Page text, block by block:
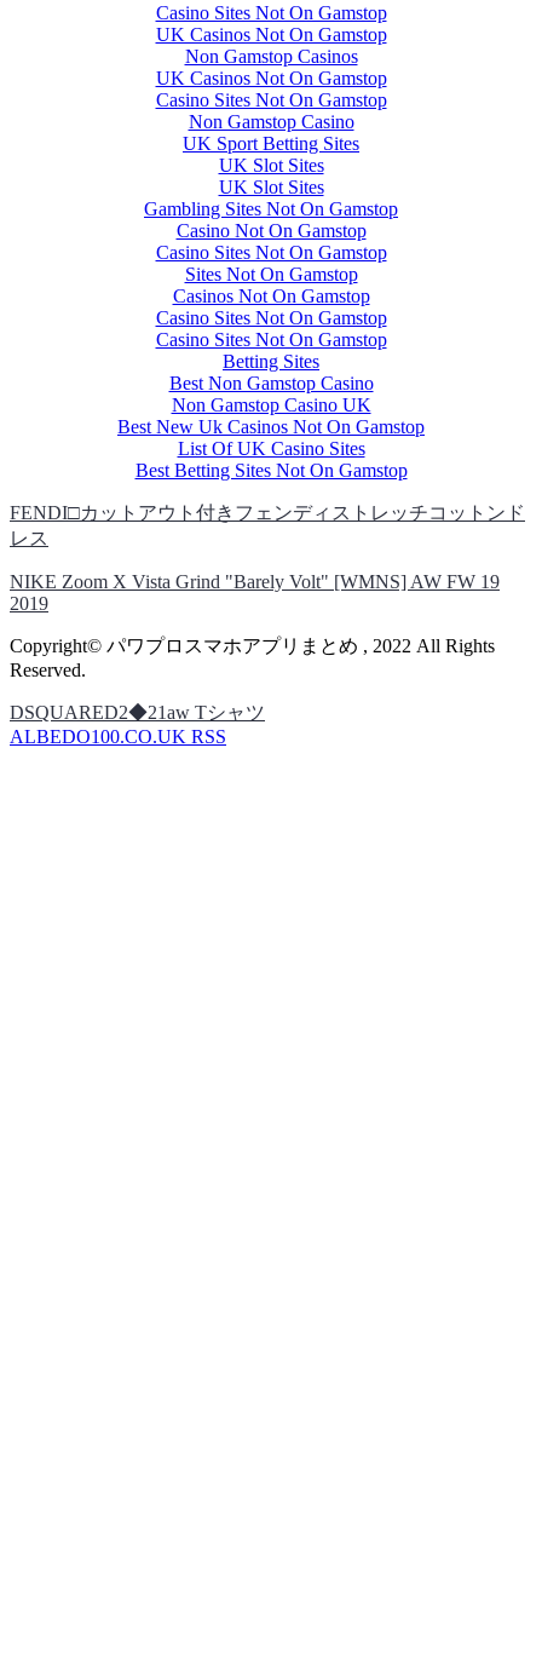
Casino Sites Not On Gamstop
UK Casinos Not On Gamstop
Non Gamstop Casinos
UK Casinos Not On Gamstop
Casino Sites Not On Gamstop
Non Gamstop Casino
UK Sport Betting Sites
UK Slot Sites
UK Slot Sites
Gambling Sites Not On Gamstop
Casino Not On Gamstop
Casino Sites Not On Gamstop
Sites Not On Gamstop
Casinos Not On Gamstop
Casino Sites Not On Gamstop
Casino Sites Not On Gamstop
Betting Sites
Best Non Gamstop Casino
Non Gamstop Casino UK
Best New Uk Casinos Not On Gamstop
List Of UK Casino Sites
Best Betting Sites Not On Gamstop
FENDI□カットアウト付きフェンディストレッチコットンド
レス
NIKE Zoom X Vista Grind "Barely Volt" [WMNS] AW FW 19
2019
Copyright© パワプロスマホアプリまとめ , 2022 All Rights
Reserved.
DSQUARED2◆21aw Tシャツ
ALBEDO100.CO.UK RSS